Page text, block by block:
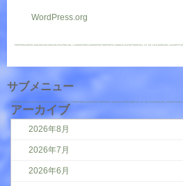
WordPress.org
サブメニュー
アーカイブ
2026年8月
2026年7月
2026年6月